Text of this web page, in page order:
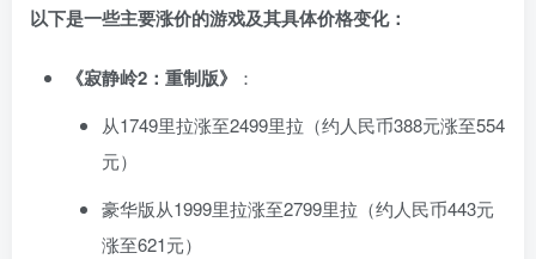
以下是一些主要涨价的游戏及其具体价格变化：
《寂静岭2：重制版》
：
从1749里拉涨至2499里拉（约人民币388元涨至554
元）
豪华版从1999里拉涨至2799里拉（约人民币443元
涨至621元）